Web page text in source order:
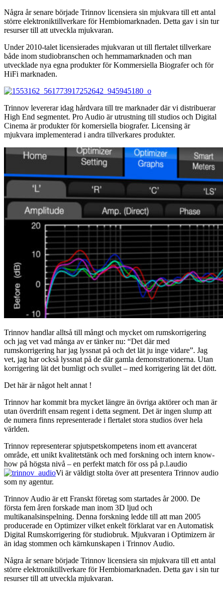
Några år senare började Trinnov licensiera sin mjukvara till ett antal
större elektroniktillverkare för Hembiomarknaden. Detta gav i sin tur
resurser till att utveckla mjukvaran.
Under 2010-talet licensierades mjukvaran ut till flertalet tillverkare
både inom studiobranschen och hemmamarknaden och man
utvecklade nya egna produkter för Kommersiella Biografer och för
HiFi marknaden.
Trinnov levererar idag hårdvara till tre marknader där vi distribuerar
High End segmentet. Pro Audio är utrustning till studios och Digital
Cinema är produkter för komersiella biografer. Licensing är
mjukvara implementerad i andra tillverkares produkter.
Trinnov handlar alltså till mångt och mycket om rumskorrigering
och jag vet vad många av er tänker nu: “Det där med
rumskorrigering har jag lyssnat på och det lät ju inge vidare”. Jag
vet, jag har också lyssnat på de där gamla demonstrationerna. Utan
korrigering lät det bumligt och svullet – med korrigering lät det dött.
Det här är något helt annat !
Trinnov har kommit bra mycket längre än övriga aktörer och man är
utan överdrift ensam regent i detta segment. Det är ingen slump att
de numera finns representerade i flertalet stora studios över hela
världen.
Trinnov representerar spjutspetskompetens inom ett avancerat
område, ett unikt kvalitetstänk och med forskning och intern know-
how på högsta nivå – en perfekt match för oss på p.l.audio
Vi är väldigt stolta över att presentera Trinnov audio
som ny agentur.
Trinnov Audio är ett Franskt företag som startades år 2000. De
första fem åren forskade man inom 3D ljud och
multikanalsinspelning. Denna forskning ledde till att man 2005
producerade en Optimizer vilket enkelt förklarat var en Automatisk
Digital Rumskorrigering för studiobruk. Mjukvaran i Optimizern är
än idag stommen och kärnkunskapen i Trinnov Audio.
Några år senare började Trinnov licensiera sin mjukvara till ett antal
större elektroniktillverkare för Hembiomarknaden. Detta gav i sin tur
resurser till att utveckla mjukvaran.